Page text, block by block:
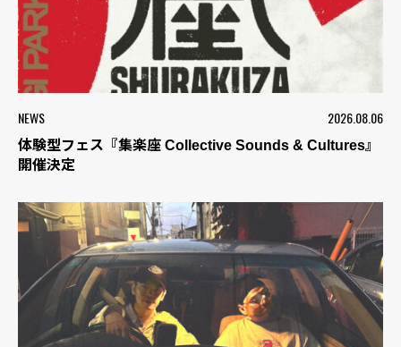
NEWS 2026.08.06
体験型フェス『集楽座 Collective Sounds & Cultures』
開催決定